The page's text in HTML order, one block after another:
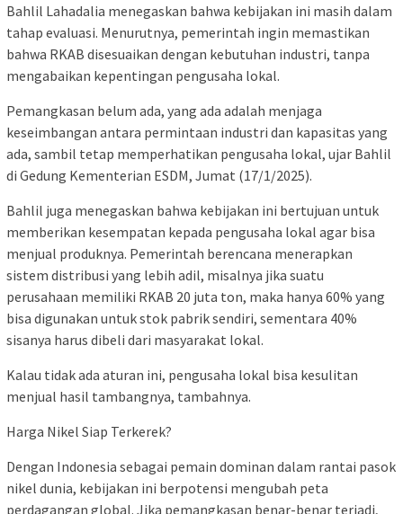
Bahlil Lahadalia menegaskan bahwa kebijakan ini masih dalam
tahap evaluasi. Menurutnya, pemerintah ingin memastikan
bahwa RKAB disesuaikan dengan kebutuhan industri, tanpa
mengabaikan kepentingan pengusaha lokal.
Pemangkasan belum ada, yang ada adalah menjaga
keseimbangan antara permintaan industri dan kapasitas yang
ada, sambil tetap memperhatikan pengusaha lokal, ujar Bahlil
di Gedung Kementerian ESDM, Jumat (17/1/2025).
Bahlil juga menegaskan bahwa kebijakan ini bertujuan untuk
memberikan kesempatan kepada pengusaha lokal agar bisa
menjual produknya. Pemerintah berencana menerapkan
sistem distribusi yang lebih adil, misalnya jika suatu
perusahaan memiliki RKAB 20 juta ton, maka hanya 60% yang
bisa digunakan untuk stok pabrik sendiri, sementara 40%
sisanya harus dibeli dari masyarakat lokal.
Kalau tidak ada aturan ini, pengusaha lokal bisa kesulitan
menjual hasil tambangnya, tambahnya.
Harga Nikel Siap Terkerek?
Dengan Indonesia sebagai pemain dominan dalam rantai pasok
nikel dunia, kebijakan ini berpotensi mengubah peta
perdagangan global. Jika pemangkasan benar-benar terjadi,